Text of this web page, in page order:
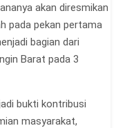
akan diresmikan
pada pekan pertama
bagian dari
Barat pada 3
bukti kontribusi
masyarakat,